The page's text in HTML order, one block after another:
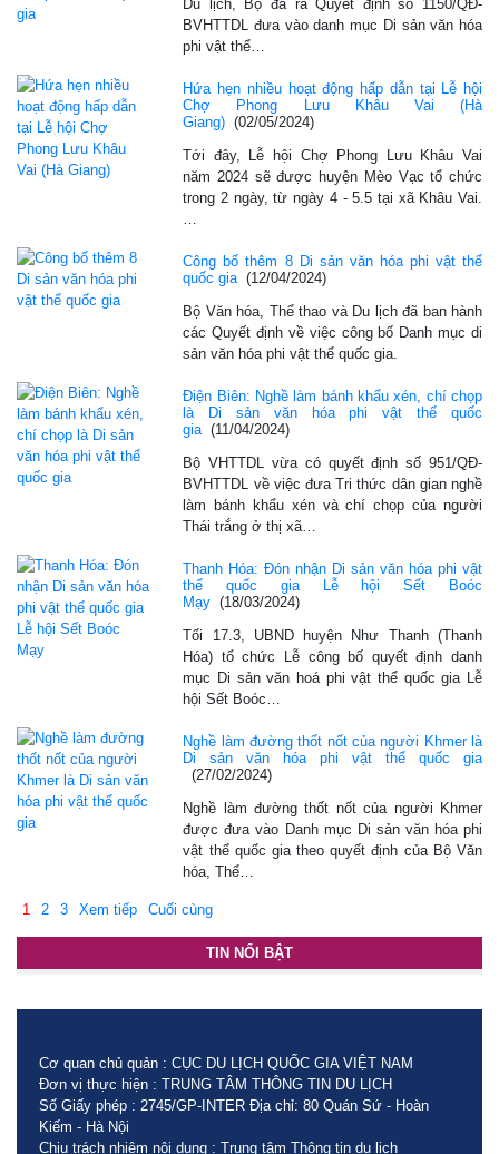
Du lịch, Bộ đã ra Quyết định số 1150/QĐ-
BVHTTDL đưa vào danh mục Di sản văn hóa
phi vật thể…
Hứa hẹn nhiều hoạt động hấp dẫn tại Lễ hội
Chợ Phong Lưu Khâu Vai (Hà
Giang) (02/05/2024)
Tới đây, Lễ hội Chợ Phong Lưu Khâu Vai
năm 2024 sẽ được huyện Mèo Vạc tổ chức
trong 2 ngày, từ ngày 4 - 5.5 tại xã Khâu Vai.
Công bố thêm 8 Di sản văn hóa phi vật thể
quốc gia (12/04/2024)
Bộ Văn hóa, Thể thao và Du lịch đã ban hành
các Quyết định về việc công bố Danh mục di
sản văn hóa phi vật thể quốc gia.
Điện Biên: Nghề làm bánh khẩu xén, chí chọp
là Di sản văn hóa phi vật thể quốc
gia (11/04/2024)
Bộ VHTTDL vừa có quyết định số 951/QĐ-
BVHTTDL về việc đưa Tri thức dân gian nghề
làm bánh khẩu xén và chí chọp của người
Thái trắng ở thị xã…
Thanh Hóa: Đón nhận Di sản văn hóa phi vật
thể quốc gia Lễ hội Sết Boóc
Mạy (18/03/2024)
Tối 17.3, UBND huyện Như Thanh (Thanh
Hóa) tổ chức Lễ công bố quyết định danh
mục Di sản văn hoá phi vật thể quốc gia Lễ
hội Sết Boóc…
Nghề làm đường thốt nốt của người Khmer là
Di sản văn hóa phi vật thể quốc gia
(27/02/2024)
Nghề làm đường thốt nốt của người Khmer
được đưa vào Danh mục Di sản văn hóa phi
vật thể quốc gia theo quyết định của Bộ Văn
hóa, Thể…
1 2 3 Xem tiếp Cuối cùng
TIN NỔI BẬT
Cơ quan chủ quản : CỤC DU LỊCH QUỐC GIA VIỆT NAM
Đơn vị thực hiện : TRUNG TÂM THÔNG TIN DU LỊCH
Số Giấy phép : 2745/GP-INTER Địa chỉ: 80 Quán Sứ - Hoàn
Kiếm - Hà Nội
Chịu trách nhiệm nội dung : Trung tâm Thông tin du lịch